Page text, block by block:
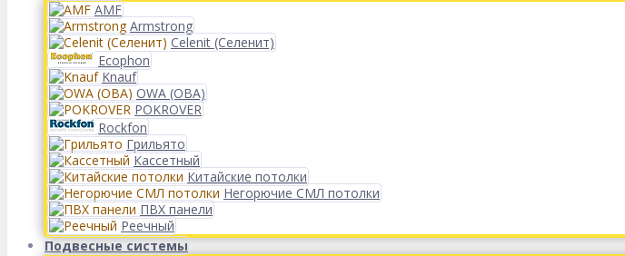
AMF
Armstrong
Celenit (Селенит)
Ecophon
Knauf
OWA (ОВА)
POKROVER
Rockfon
Грильято
Кассетный
Китайские потолки
Негорючие СМЛ потолки
ПВХ панели
Реечный
Подвесные системы